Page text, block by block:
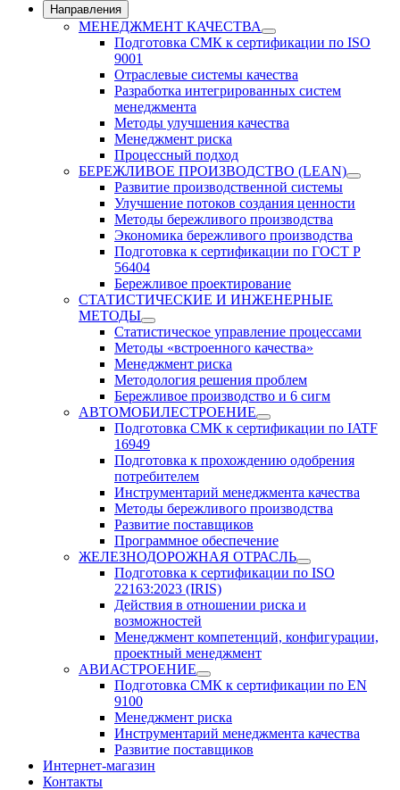
Направления
МЕНЕДЖМЕНТ КАЧЕСТВА
Подготовка СМК к сертификации по ISO
9001
Отраслевые системы качества
Разработка интегрированных систем
менеджмента
Методы улучшения качества
Менеджмент риска
Процессный подход
БЕРЕЖЛИВОЕ ПРОИЗВОДСТВО (LEAN)
Развитие производственной системы
Улучшение потоков создания ценности
Методы бережливого производства
Экономика бережливого производства
Подготовка к сертификации по ГОСТ Р
56404
Бережливое проектирование
СТАТИСТИЧЕСКИЕ И ИНЖЕНЕРНЫЕ
МЕТОДЫ
Статистическое управление процессами
Методы «встроенного качества»
Менеджмент риска
Методология решения проблем
Бережливое производство и 6 сигм
АВТОМОБИЛЕСТРОЕНИЕ
Подготовка СМК к сертификации по IATF
16949
Подготовка к прохождению одобрения
потребителем
Инструментарий менеджмента качества
Методы бережливого производства
Развитие поставщиков
Программное обеспечение
ЖЕЛЕЗНОДОРОЖНАЯ ОТРАСЛЬ
Подготовка к сертификации по ISO
22163:2023 (IRIS)
Действия в отношении риска и
возможностей
Менеджмент компетенций, конфигурации,
проектный менеджмент
АВИАСТРОЕНИЕ
Подготовка СМК к сертификации по EN
9100
Менеджмент риска
Инструментарий менеджмента качества
Развитие поставщиков
Интернет-магазин
Контакты